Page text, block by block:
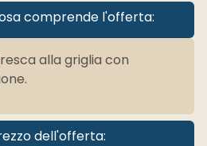
comprende l'offerta:
alla griglia con
dell'offerta: